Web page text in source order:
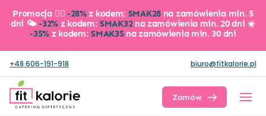
Promocja 👉🏼 -28%z kodem: SMAK28 na zamówienia min. 5
dni 🌤️-32% z kodem:SMAK32na zamówienia min. 20 dni ☀️
-35% z kodem:SMAK35na zamówienia min. 30 dni
+48 606-191-918 biuro@fitkalorie.pl
Zamów dietę